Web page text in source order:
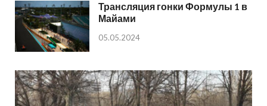
Трансляция гонки Формулы 1 в
Майами
05.05.2024